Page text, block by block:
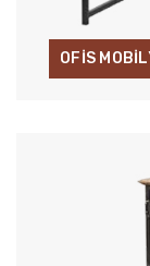
OFİS